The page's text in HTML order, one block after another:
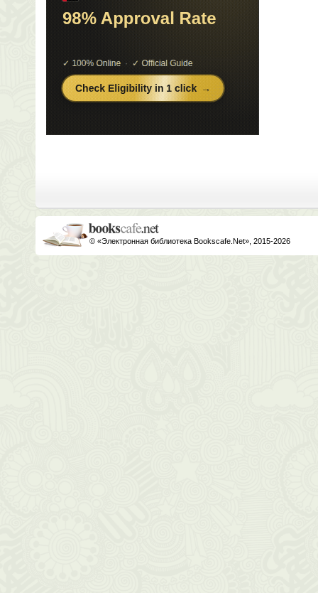
© «Электронная библиотека Bookscafe.Net», 2015-2026